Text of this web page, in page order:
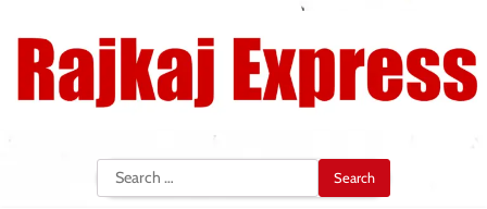
content
Search
for: